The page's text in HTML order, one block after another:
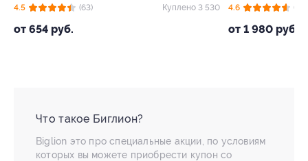
от 654 руб.
4.5 (63) Куплено 3 530
от 1 980 руб.
4.6 (72)
Что такое Биглион?
Biglion это про специальные акции, по условиям
которых вы можете приобрести купон со